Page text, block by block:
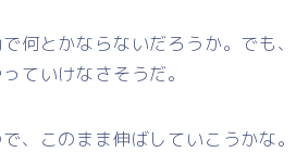
何とかならないだろうか。でも、
ていけなさそうだ。
、このまま伸ばしていこうかな。